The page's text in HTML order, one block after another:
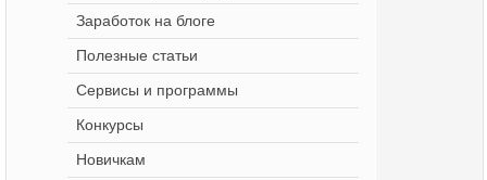
Заработок на блоге
Полезные статьи
Сервисы и программы
Конкурсы
Новичкам